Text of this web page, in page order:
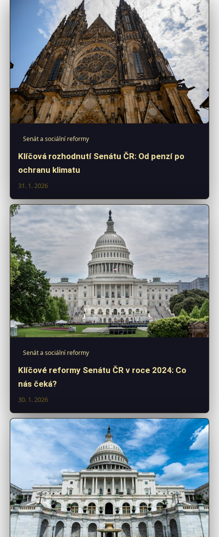
Senát a sociální reformy
Klíčová rozhodnutí Senátu ČR: Od penzí po
ochranu klimatu
31. 1. 2026
Senát a sociální reformy
Klíčové reformy Senátu ČR v roce 2024: Co
nás čeká?
30. 1. 2026